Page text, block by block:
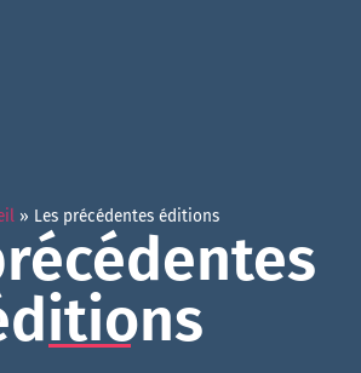
» Les précédentes éditions